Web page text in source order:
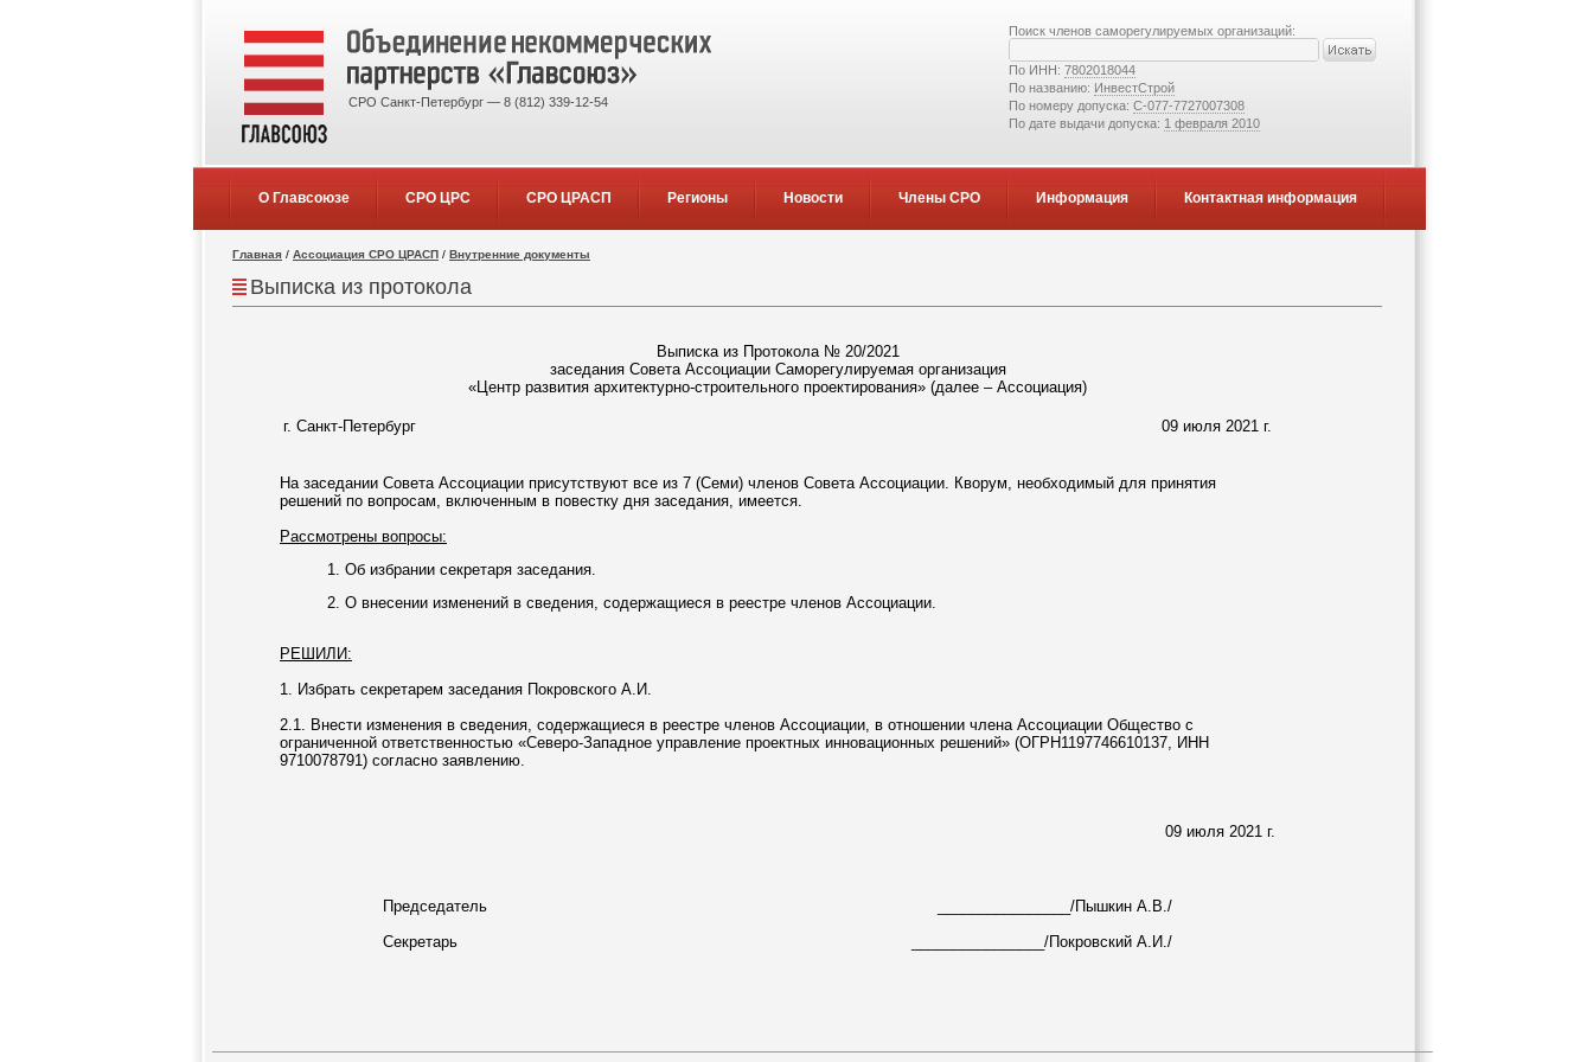
СРО Санкт-Петербург — 8 (812) 339-12-54
Поиск членов саморегулируемых организаций:
По ИНН: 7802018044
По названию: ИнвестСтрой
По номеру допуска: С-077-7727007308
По дате выдачи допуска: 1 февраля 2010
О Главсоюзе СРО ЦРС СРО ЦРАСП Регионы Новости Члены СРО Информация Контактная информация
Главная / Ассоциация СРО ЦРАСП / Внутренние документы
Выписка из протокола
Выписка из Протокола № 20/2021
заседания Совета Ассоциации Саморегулируемая организация
«Центр развития архитектурно-строительного проектирования» (далее – Ассоциация)
г. Санкт-Петербург 09 июля 2021 г.
На заседании Совета Ассоциации присутствуют все из 7 (Семи) членов Совета Ассоциации. Кворум, необходимый для принятия
решений по вопросам, включенным в повестку дня заседания, имеется.
Рассмотрены вопросы:
1. Об избрании секретаря заседания.
2. О внесении изменений в сведения, содержащиеся в реестре членов Ассоциации.
РЕШИЛИ:
1. Избрать секретарем заседания Покровского А.И.
2.1. Внести изменения в сведения, содержащиеся в реестре членов Ассоциации, в отношении члена Ассоциации Общество с
ограниченной ответственностью «Северо-Западное управление проектных инновационных решений» (ОГРН1197746610137, ИНН
9710078791) согласно заявлению.
09 июля 2021 г.
Председатель
Секретарь
________________/Пышкин А.В./
________________/Покровский А.И./